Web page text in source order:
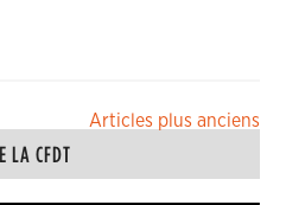
Articles plus anciens
LA CFDT